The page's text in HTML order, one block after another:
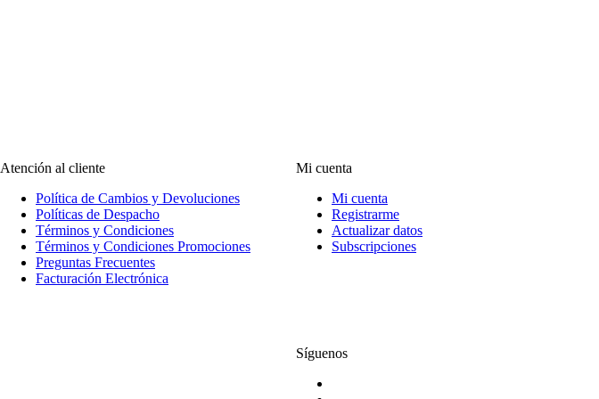
Atención al cliente
Política de Cambios y Devoluciones
Políticas de Despacho
Términos y Condiciones
Términos y Condiciones Promociones
Preguntas Frecuentes
Facturación Electrónica
Mi cuenta
Mi cuenta
Registrarme
Actualizar datos
Subscripciones
Síguenos